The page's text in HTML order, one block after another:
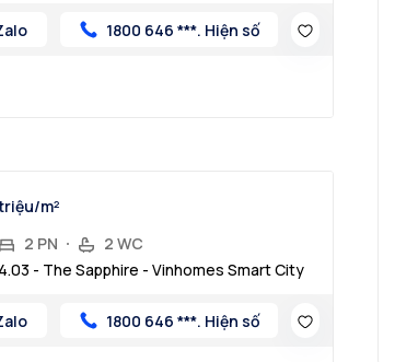
1800 646 ***. Hiện số
m²
2 PN
2 WC
- The Sapphire - Vinhomes Smart City
1800 646 ***. Hiện số